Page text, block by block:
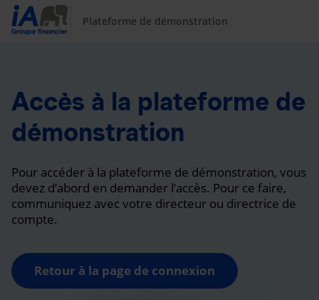
Plateforme de démonstration
Accès à la plateforme de
démonstration
Pour accéder à la plateforme de démonstration, vous
devez d’abord en demander l’accès. Pour ce faire,
communiquez avec votre directeur ou directrice de
compte.
Retour à la page de connexion